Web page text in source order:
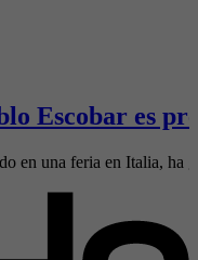
Escobar es
en una feria en Italia, ha